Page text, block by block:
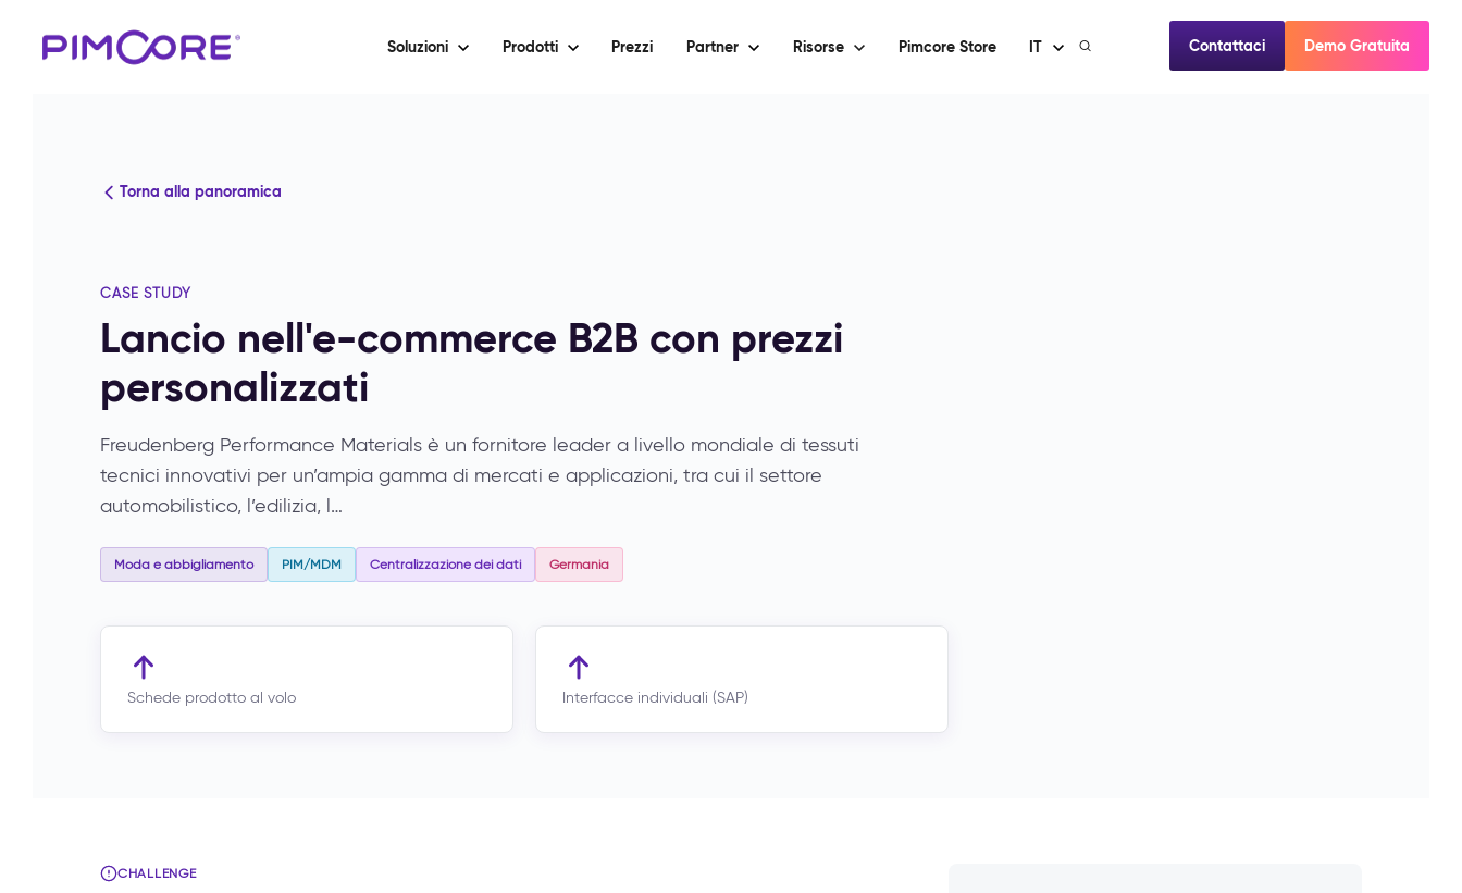
Soluzioni Prodotti Prezzi Partner Risorse Pimcore Store IT Contattaci Demo Gratuita
Torna alla panoramica
CASE STUDY
Lancio nell'e-commerce B2B con prezzi
personalizzati
Freudenberg Performance Materials è un fornitore leader a livello mondiale di tessuti
tecnici innovativi per un’ampia gamma di mercati e applicazioni, tra cui il settore
automobilistico, l’edilizia, l…
Moda e abbigliamento PIM/MDM Centralizzazione dei dati Germania
Schede prodotto al volo Interfacce individuali (SAP)
CHALLENGE